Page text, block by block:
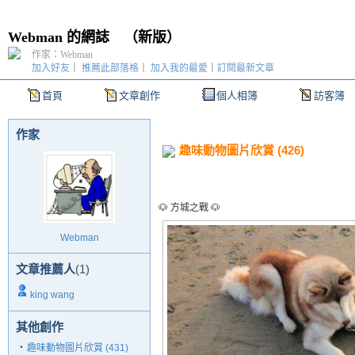
Webman 的網誌 （新版）
首頁 文章創作 個人相簿 訪客簿
加入好友 推薦此部落格 加入我的最愛 訂閱最新文章
作家：Webman
作家
Webman
文章推薦人(1)
king wang
其他創作
‧ 趣味動物圖片欣賞 (431)
趣味動物圖片欣賞 (426)
🐶 方城之戰 🐶